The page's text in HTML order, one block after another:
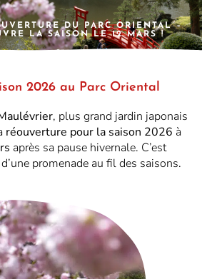
DU PARC ORIENTAL –
LA SAISON LE 12 MARS !
2026 au Parc Oriental
, plus grand jardin japonais
réouverture pour la saison 2026 à
après sa pause hivernale. C’est
promenade au fil des saisons.